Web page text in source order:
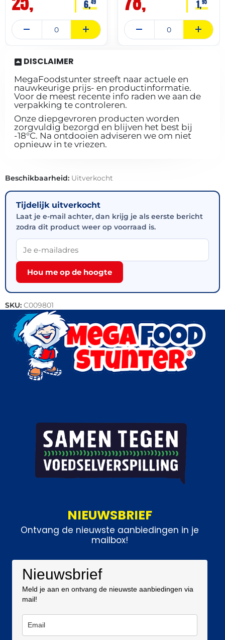
6,49 1,95
DISCLAIMER
MegaFoodstunter streeft naar actuele en
nauwkeurige prijs- en productinformatie.
Voor de meest recente info raden we aan de
verpakking te controleren.
Onze diepgevroren producten worden
zorgvuldig bezorgd en blijven het best bij
-18°C. Na ontdooien adviseren we om niet
opnieuw in te vriezen.
Beschikbaarheid: Uitverkocht
Tijdelijk uitverkocht
Laat je e-mail achter, dan krijg je als eerste bericht
zodra dit product weer op voorraad is.
Hou me op de hoogte
SKU: C009801
Categorie: Outlet
NIEUWSBRIEF
Ontvang de nieuwste aanbiedingen in je
mailbox!
Nieuwsbrief
Meld je aan en ontvang de nieuwste aanbiedingen via
mail!